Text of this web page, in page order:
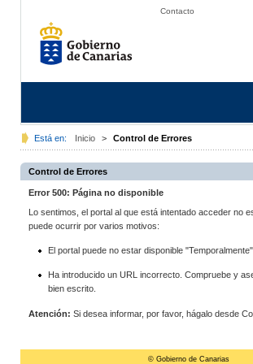
Contacto
Está en: Inicio > Control de Errores
Control de Errores
Error 500: Página no disponible
Lo sentimos, el portal al que está intentado acceder no
puede ocurrir por varios motivos:
El portal puede no estar disponible "Temporalmente".
Ha introducido un URL incorrecto. Compruebe y
bien escrito.
Atención: Si desea informar, por favor, hágalo desde
© Gobierno de Canarias